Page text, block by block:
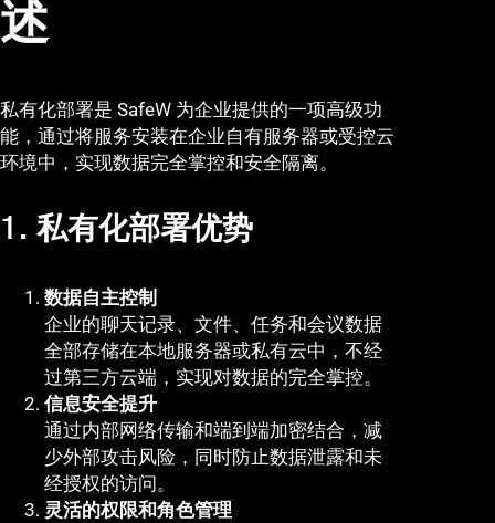
述
私有化部署是 SafeW 为企业提供的一项高级功
能，通过将服务安装在企业自有服务器或受控云
环境中，实现数据完全掌控和安全隔离。
1. 私有化部署优势
数据自主控制
企业的聊天记录、文件、任务和会议数据
全部存储在本地服务器或私有云中，不经
过第三方云端，实现对数据的完全掌控。
信息安全提升
通过内部网络传输和端到端加密结合，减
少外部攻击风险，同时防止数据泄露和未
经授权的访问。
灵活的权限和角色管理